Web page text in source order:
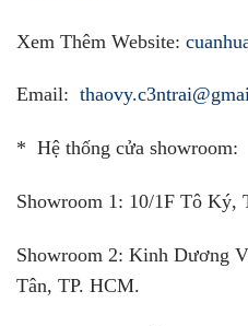
Xem Thêm Website:
Email:
* Hệ thống cửa showroom:
Showroom 1: 10/1F Tô Ký,
Showroom 2: Kinh Dương
Tân, TP. HCM.